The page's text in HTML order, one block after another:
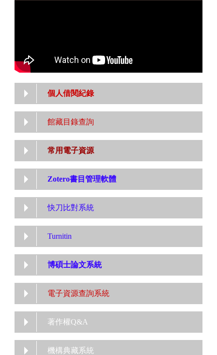
個人借閱紀錄
館藏目錄查詢
常用電子資源
Zotero書目管理軟體
快刀比對系統
Turnitin
博碩士論文系統
電子資源查詢系統
著作權Q&A
機構典藏系統